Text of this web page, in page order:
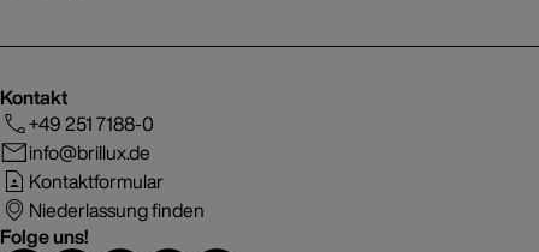
Kontakt
+49 251 7188-0
info@brillux.de
Kontaktformular
Niederlassung finden
Folge uns!